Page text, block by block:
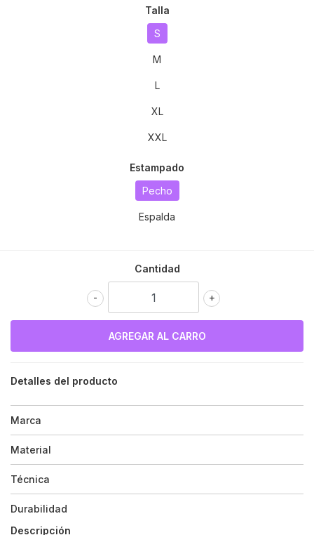
Talla
S
M
L
XL
XXL
Estampado
Pecho
Espalda
Cantidad
+
-
Detalles del producto
Marca
Material
Técnica
Durabilidad
Descripción